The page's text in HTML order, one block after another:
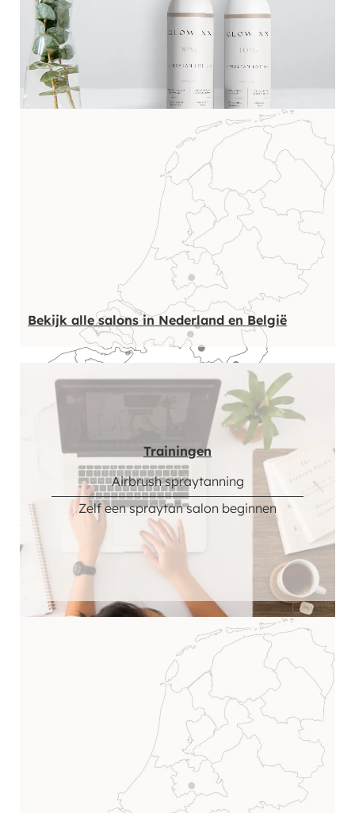
Bekijk alle salons in Nederland en België
Trainingen
Airbrush spraytanning
Zelf een spraytan salon beginnen